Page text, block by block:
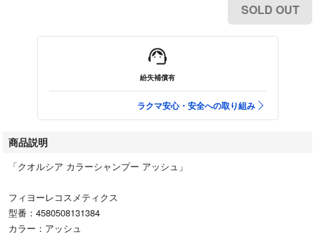
SOLD OUT
紛失補償有
ラクマ安心・安全への取り組み
商品説明
「クオルシア カラーシャンプー アッシュ」
フィヨーレコスメティクス
型番：4580508131384
カラー：アッシュ